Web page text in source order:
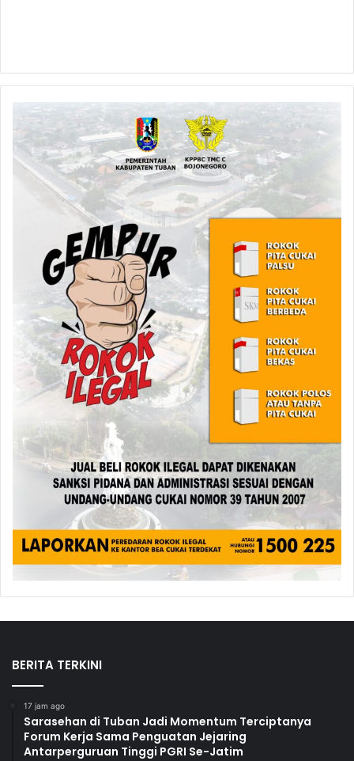
BERITA TERKINI
17 jam ago
Sarasehan di Tuban Jadi Momentum Terciptanya
Forum Kerja Sama Penguatan Jejaring
Antarperguruan Tinggi PGRI Se-Jatim